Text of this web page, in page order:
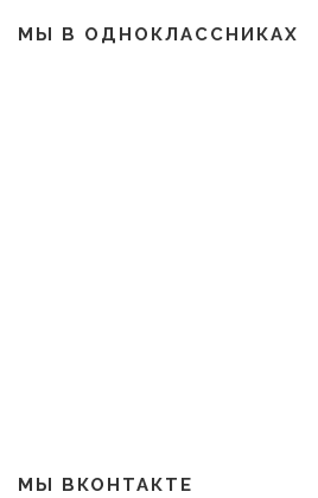
МЫ В ОДНОКЛАССНИКАХ
МЫ ВКОНТАКТЕ